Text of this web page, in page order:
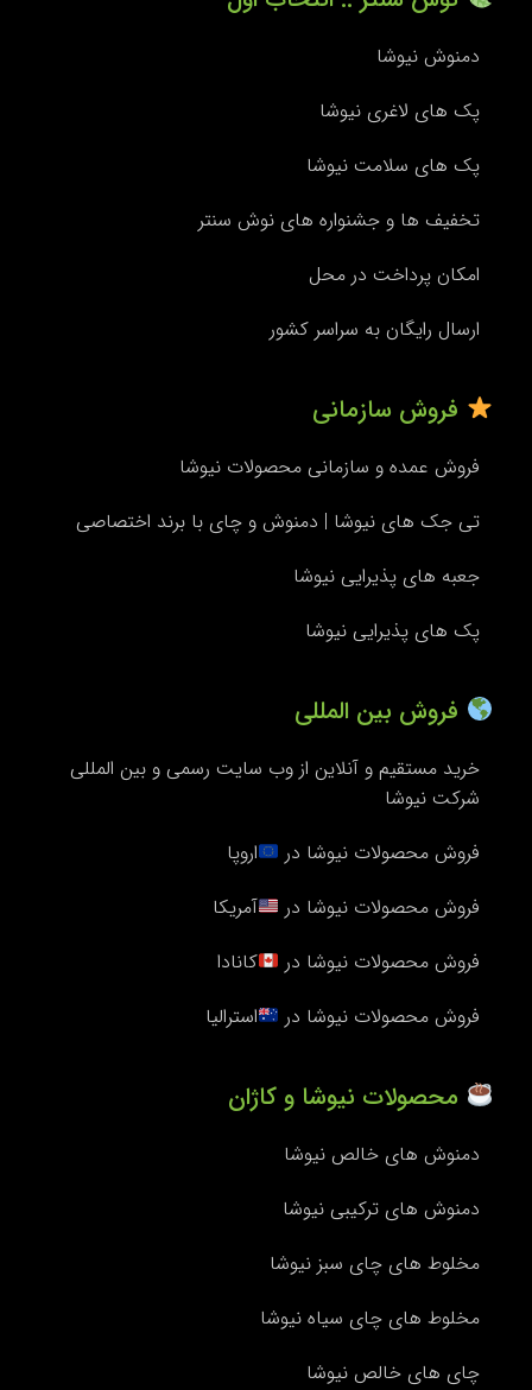
دمنوش نیوشا
پک های لاغری نیوشا
پک های سلامت نیوشا
تخفیف ها و جشنواره های نوش سنتر
امکان پرداخت در محل
ارسال رایگان به سراسر کشور
فروش سازمانی
فروش عمده و سازمانی محصولات نیوشا
تی جک های نیوشا | دمنوش و چای با برند اختصاصی
جعبه های پذیرایی نیوشا
پک های پذیرایی نیوشا
فروش بین المللی
خرید مستقیم و آنلاین از وب سایت رسمی و بین المللی
شرکت نیوشا
فروش محصولات نیوشا در
اروپا
فروش محصولات نیوشا در
آمریکا
فروش محصولات نیوشا در
کانادا
فروش محصولات نیوشا در
استرالیا
محصولات نیوشا و کاژان
دمنوش های خالص نیوشا
دمنوش های ترکیبی نیوشا
مخلوط های چای سبز نیوشا
مخلوط های چای سیاه نیوشا
چای های خالص نیوشا